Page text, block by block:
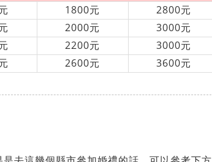
1800元 2800元
2000元 3000元
2200元 3000元
2600元 3600元